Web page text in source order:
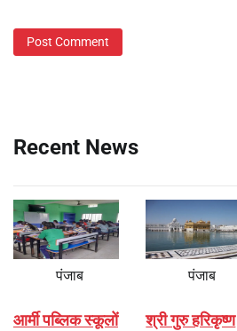
Recent News
पंजाब
आर्मी पब्लिक स्कूलों
पंजाब
श्री गुरु हरिकृष्ण